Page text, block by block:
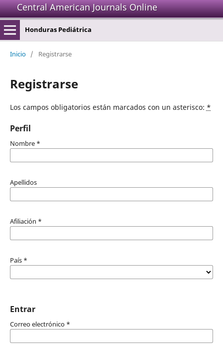
Central American Journals Online
Honduras Pediátrica
Inicio / Registrarse
Registrarse
Los campos obligatorios están marcados con un asterisco: *
Perfil
Nombre *
Apellidos
Afiliación *
País *
Entrar
Correo electrónico *